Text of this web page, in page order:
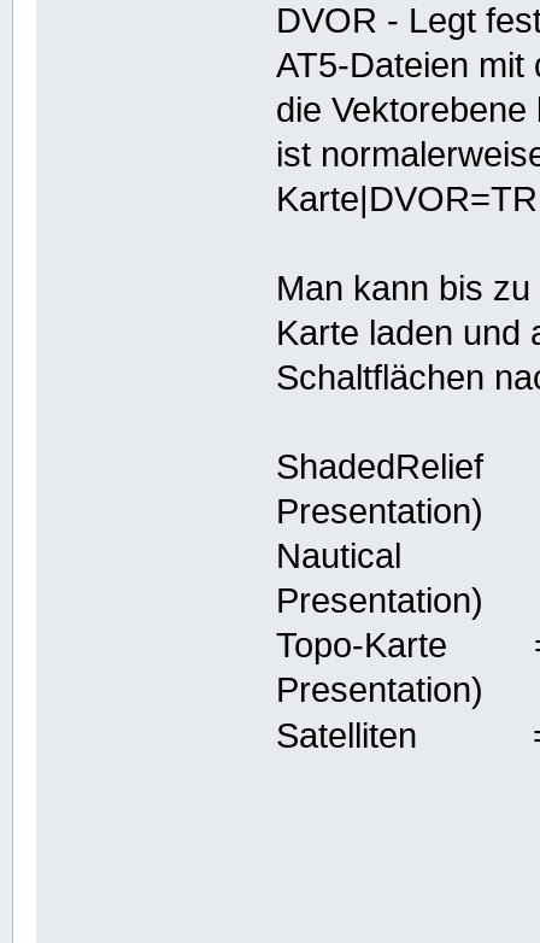
DVOR - Legt
AT5-Dateien
die
ist
Man kann bis
Karte laden und
Schaltflächen
ShadedRelief
Presentation)
Nautical
Presentation)
Topo-Karte =>
Presentation)
Satelliten